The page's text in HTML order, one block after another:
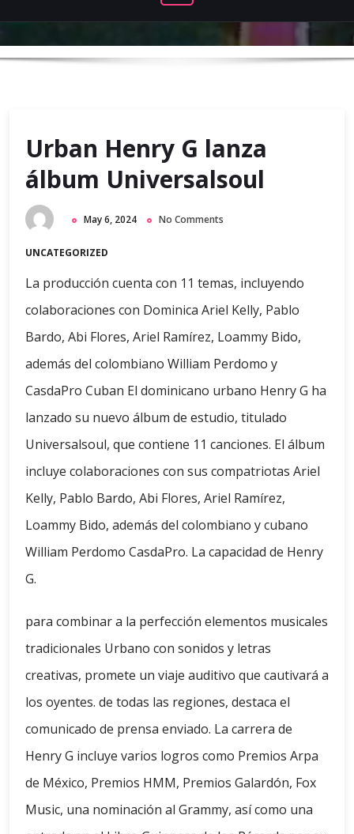
Urban Henry G lanza
álbum Universalsoul
May 6, 2024 No Comments
UNCATEGORIZED
La producción cuenta con 11 temas, incluyendo
colaboraciones con Dominica Ariel Kelly, Pablo
Bardo, Abi Flores, Ariel Ramírez, Loammy Bido,
además del colombiano William Perdomo y
CasdaPro Cuban El dominicano urbano Henry G ha
lanzado su nuevo álbum de estudio, titulado
Universalsoul, que contiene 11 canciones. El álbum
incluye colaboraciones con sus compatriotas Ariel
Kelly, Pablo Bardo, Abi Flores, Ariel Ramírez,
Loammy Bido, además del colombiano y cubano
William Perdomo CasdaPro. La capacidad de Henry
G.
para combinar a la perfección elementos musicales
tradicionales Urbano con sonidos y letras
creativas, promete un viaje auditivo que cautivará a
los oyentes. de todas las regiones, destaca el
comunicado de prensa enviado. La carrera de
Henry G incluye varios logros como Premios Arpa
de México, Premios HMM, Premios Galardón, Fox
Music, una nominación al Grammy, así como una